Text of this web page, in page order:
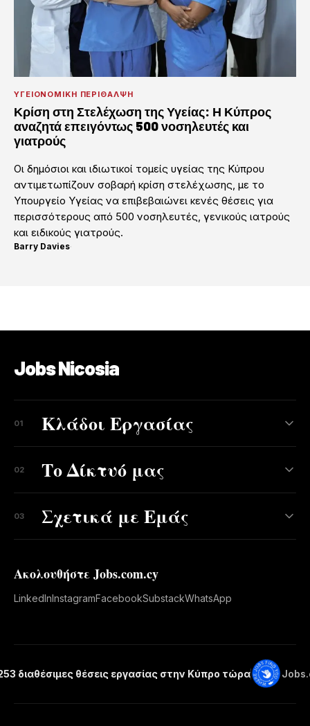
ΥΓΕΙΟΝΟΜΙΚΉ ΠΕΡΊΘΑΛΨΗ
Κρίση στη Στελέχωση της Υγείας: Η Κύπρος
αναζητά επειγόντως 500 νοσηλευτές και
γιατρούς
Οι δημόσιοι και ιδιωτικοί τομείς υγείας της Κύπρου
αντιμετωπίζουν σοβαρή κρίση στελέχωσης, με το
Υπουργείο Υγείας να επιβεβαιώνει κενές θέσεις για
περισσότερους από 500 νοσηλευτές, γενικούς ιατρούς
και ειδικούς γιατρούς.
Barry Davies·
Jobs Nicosia
01 Κλάδοι Εργασίας
02 Το Δίκτυό μας
03 Σχετικά με Εμάς
Ακολουθήστε Jobs.com.cy
LinkedInInstagramFacebookSubstackWhatsApp
διαθέσιμες θέσεις εργασίας στην Κύπρο τώρα